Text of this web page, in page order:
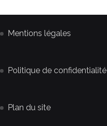
Mentions légales
Politique de confidentialité
Plan du site